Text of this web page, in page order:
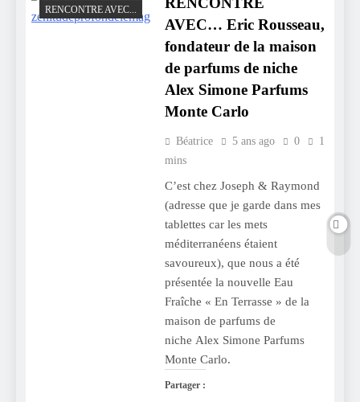
RENCONTRE AVEC...
AVEC… Eric Rousseau,
fondateur de la maison
de parfums de niche
Alex Simone Parfums
Monte Carlo
Béatrice 5 ans ago 0
1
mins
C’est chez Joseph & Raymond
(adresse que je garde dans mes
tablettes car les mets
méditerranéens étaient
savoureux), que nous a été
présentée la nouvelle Eau
Fraîche « En Terrasse » de la
maison de parfums de
niche Alex Simone Parfums
Monte Carlo.
Partager :